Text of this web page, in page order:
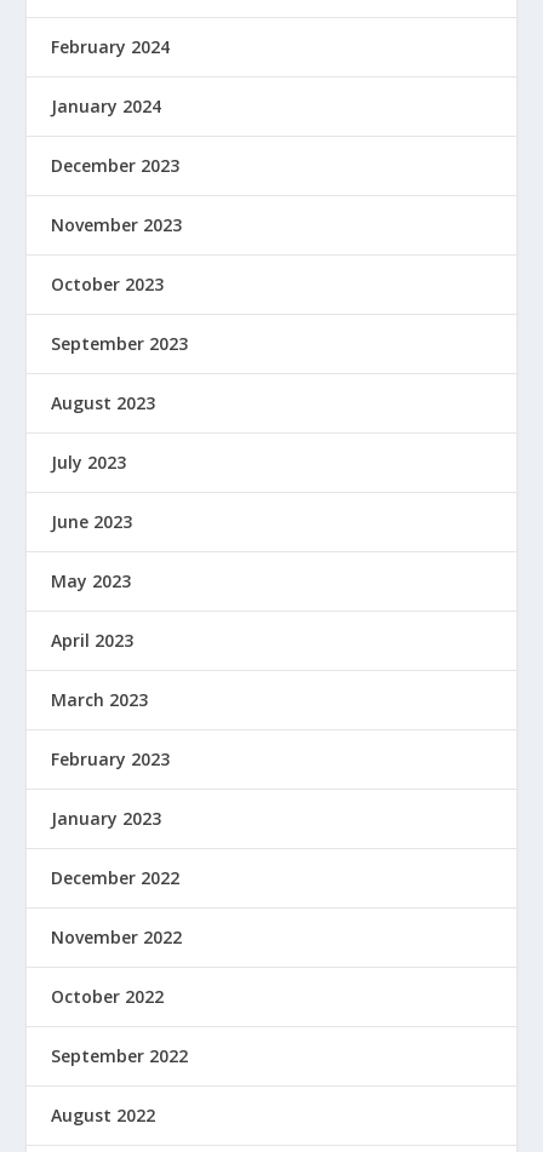
February 2024
January 2024
December 2023
November 2023
October 2023
September 2023
August 2023
July 2023
June 2023
May 2023
April 2023
March 2023
February 2023
January 2023
December 2022
November 2022
October 2022
September 2022
August 2022